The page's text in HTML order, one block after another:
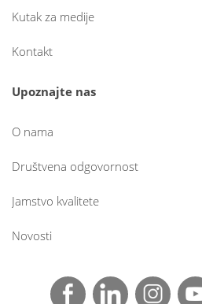
Kutak za medije
Kontakt
Upoznajte nas
O nama
Društvena odgovornost
Jamstvo kvalitete
Novosti